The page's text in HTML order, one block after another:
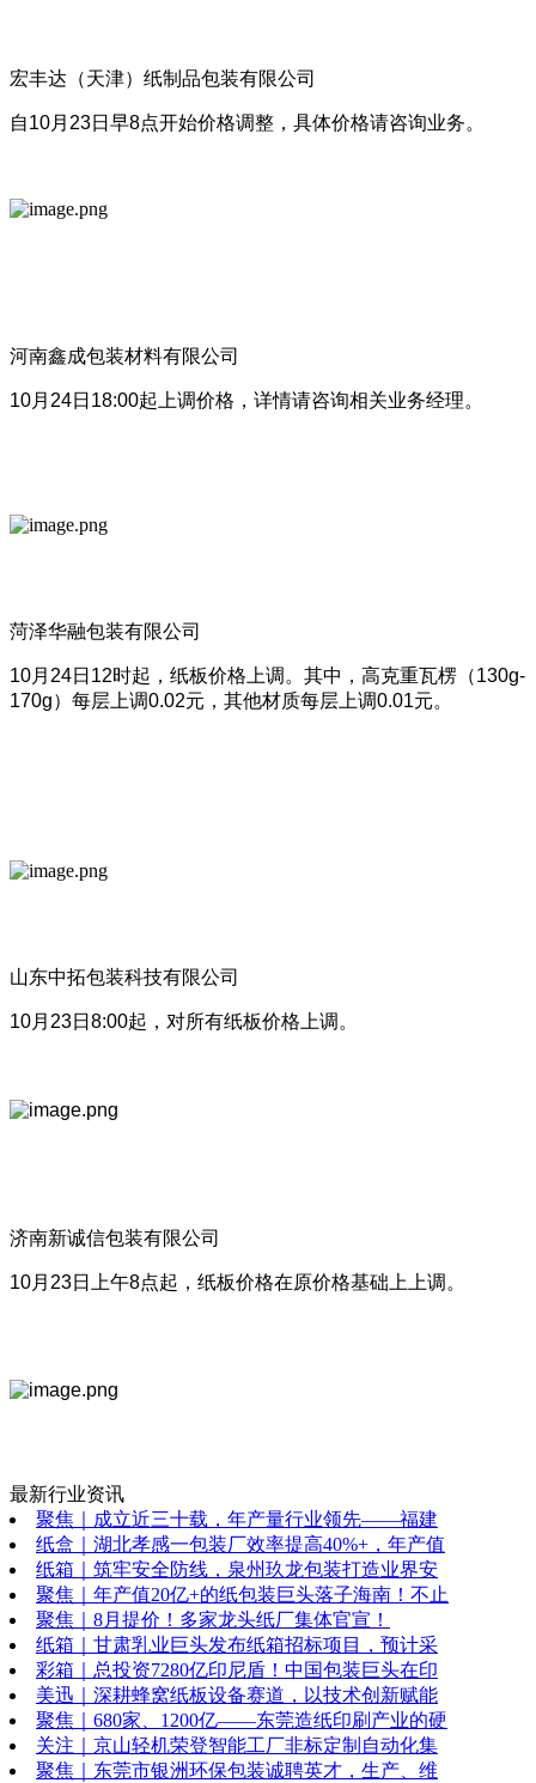
宏丰达（天津）纸制品包装有限公司
自10月23日早8点开始价格调整，具体价格请咨询业务。
河南鑫成包装材料有限公司
10月24日18:00起上调价格，详情请咨询相关业务经理。
菏泽华融包装有限公司
10月24日12时起，纸板价格上调。其中，高克重瓦楞（130g-
170g）每层上调0.02元，其他材质每层上调0.01元。
山东中拓包装科技有限公司
10月23日8:00起，对所有纸板价格上调。
济南新诚信包装有限公司
10月23日上午8点起，纸板价格在原价格基础上上调。
最新行业资讯
聚焦｜成立近三十载，年产量行业领先——福建
纸盒｜湖北孝感一包装厂效率提高40%+，年产值
纸箱｜筑牢安全防线，泉州玖龙包装打造业界安
聚焦｜年产值20亿+的纸包装巨头落子海南！不止
聚焦｜8月提价！多家龙头纸厂集体官宣！
纸箱｜甘肃乳业巨头发布纸箱招标项目，预计采
彩箱｜总投资7280亿印尼盾！中国包装巨头在印
美迅｜深耕蜂窝纸板设备赛道，以技术创新赋能
聚焦｜680家、1200亿——东莞造纸印刷产业的硬
关注｜京山轻机荣登智能工厂非标定制自动化集
聚焦｜东莞市银洲环保包装诚聘英才，生产、维